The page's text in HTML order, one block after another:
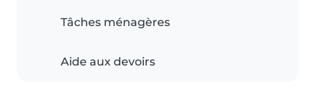
Tâches ménagères
Aide aux devoirs